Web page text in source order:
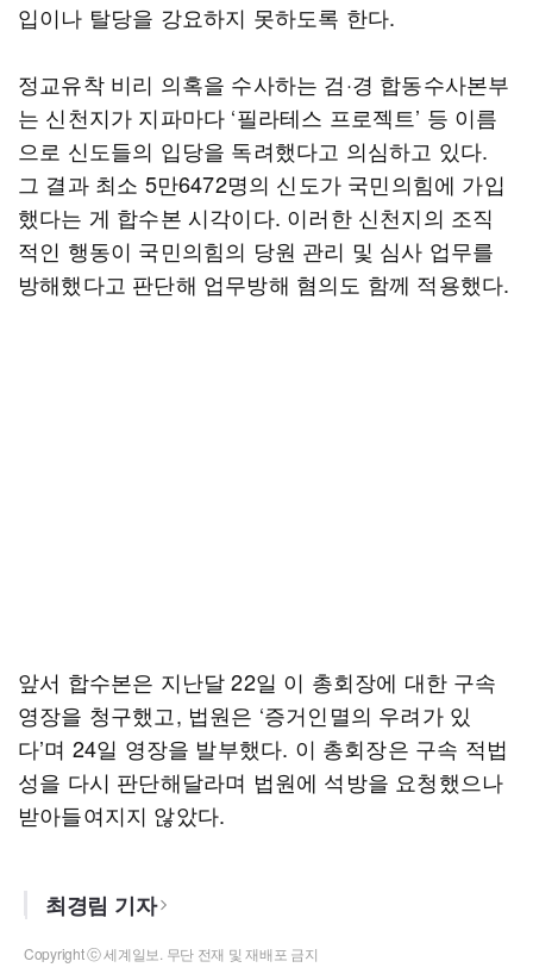
입이나 탈당을 강요하지 못하도록 한다.
정교유착 비리 의혹을 수사하는 검·경 합동수사본부
는 신천지가 지파마다 ‘필라테스 프로젝트’ 등 이름
으로 신도들의 입당을 독려했다고 의심하고 있다.
그 결과 최소 5만6472명의 신도가 국민의힘에 가입
했다는 게 합수본 시각이다. 이러한 신천지의 조직
적인 행동이 국민의힘의 당원 관리 및 심사 업무를
방해했다고 판단해 업무방해 혐의도 함께 적용했다.
앞서 합수본은 지난달 22일 이 총회장에 대한 구속
영장을 청구했고, 법원은 ‘증거인멸의 우려가 있
다’며 24일 영장을 발부했다. 이 총회장은 구속 적법
성을 다시 판단해달라며 법원에 석방을 요청했으나
받아들여지지 않았다.
최경림 기자
Copyright ⓒ 세계일보. 무단 전재 및 재배포 금지